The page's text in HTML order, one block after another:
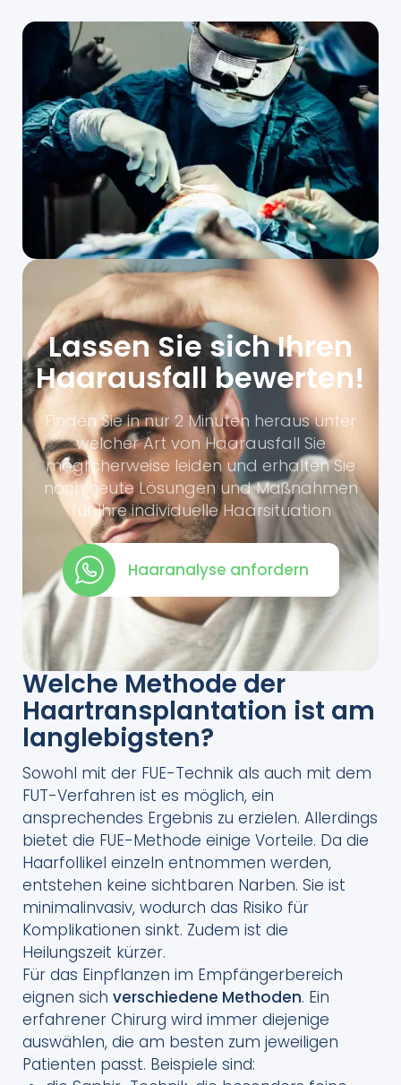
Lassen Sie sich Ihren
Haarausfall bewerten!
Finden Sie in nur 2 Minuten heraus unter
welcher Art von Haarausfall Sie
möglicherweise leiden und erhalten Sie
noch heute Lösungen und Maßnahmen
für Ihre individuelle Haarsituation
Haaranalyse anfordern
Welche Methode der
Haartransplantation ist am
langlebigsten?
Sowohl mit der FUE-Technik als auch mit dem
FUT-Verfahren ist es möglich, ein
ansprechendes Ergebnis zu erzielen. Allerdings
bietet die FUE-Methode einige Vorteile. Da die
Haarfollikel einzeln entnommen werden,
entstehen keine sichtbaren Narben. Sie ist
minimalinvasiv, wodurch das Risiko für
Komplikationen sinkt. Zudem ist die
Heilungszeit kürzer.
Für das Einpflanzen im Empfängerbereich
eignen sich verschiedene Methoden. Ein
erfahrener Chirurg wird immer diejenige
auswählen, die am besten zum jeweiligen
Patienten passt. Beispiele sind: